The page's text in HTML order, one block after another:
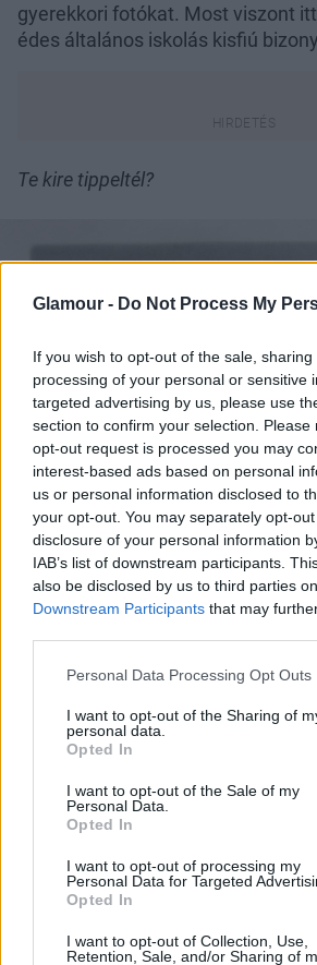
Glamour - Do Not Process My
If you wish to opt-out of the sale,
processing of your personal or sensitive
targeted advertising by us, please use
section to confirm your selection.
opt-out request is processed you may
interest-based ads based on personal
us or personal information disclosed to
your opt-out. You may separately opt-
disclosure of your personal information
IAB’s list of downstream participants.
also be disclosed by us to third parties
Downstream Participants that may
Please note that this website/app uses
not limited to your visit or usage
grant or deny consent to Google and its
use your data for below specified
consent section.
Personal Data Processing Opt Outs
I want to opt-out of the Sharing of
personal data.
Opted In
I want to opt-out of the Sale of my
Personal Data.
Opted In
I want to opt-out of processing my
Personal Data for Targeted
Opted In
I want to opt-out of Collection, Use,
Retention, Sale, and/or Sharing of
gyerekkori fotókat. Most viszont itt
édes általános iskolás kisfiú
Te kire tippeltél?